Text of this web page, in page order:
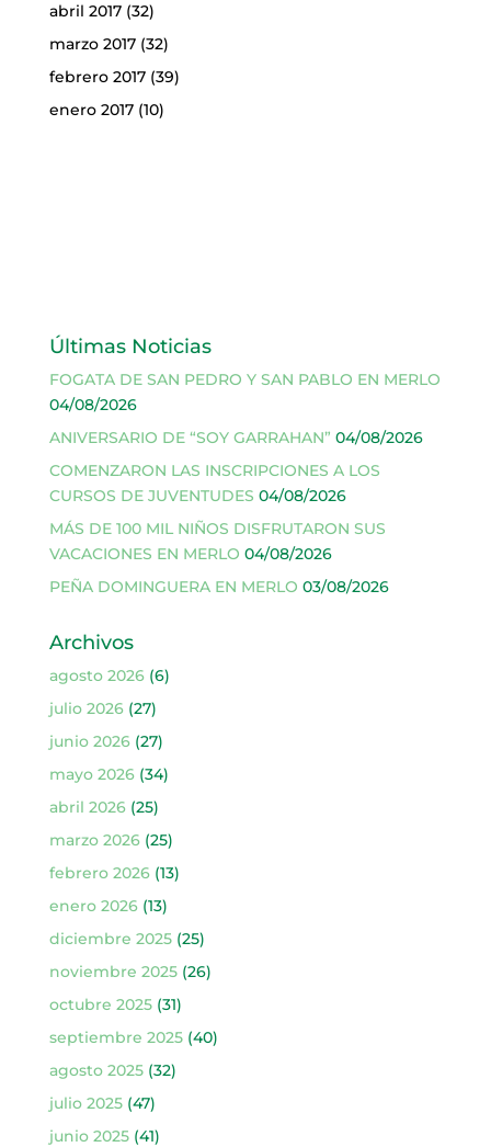
abril 2017(32)
marzo 2017(32)
febrero 2017(39)
enero 2017(10)
Últimas Noticias
FOGATA DE SAN PEDRO Y SAN PABLO EN MERLO
04/08/2026
ANIVERSARIO DE “SOY GARRAHAN” 04/08/2026
COMENZARON LAS INSCRIPCIONES A LOS
CURSOS DE JUVENTUDES 04/08/2026
MÁS DE 100 MIL NIÑOS DISFRUTARON SUS
VACACIONES EN MERLO 04/08/2026
PEÑA DOMINGUERA EN MERLO 03/08/2026
Archivos
agosto 2026(6)
julio 2026(27)
junio 2026(27)
mayo 2026(34)
abril 2026(25)
marzo 2026(25)
febrero 2026(13)
enero 2026(13)
diciembre 2025(25)
noviembre 2025(26)
octubre 2025(31)
septiembre 2025(40)
agosto 2025(32)
julio 2025(47)
junio 2025(41)